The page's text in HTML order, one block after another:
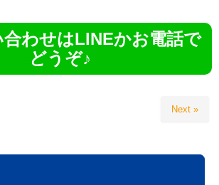
合わせはLINEかお電話で
どうぞ♪
Next »